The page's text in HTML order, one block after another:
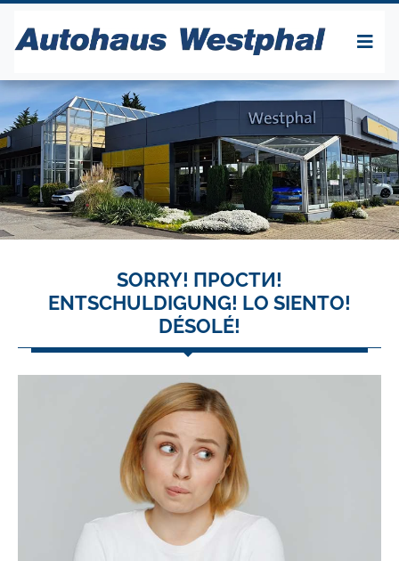
SORRY! ПРОСТИ!
ENTSCHULDIGUNG! LO SIENTO!
DÉSOLÉ!